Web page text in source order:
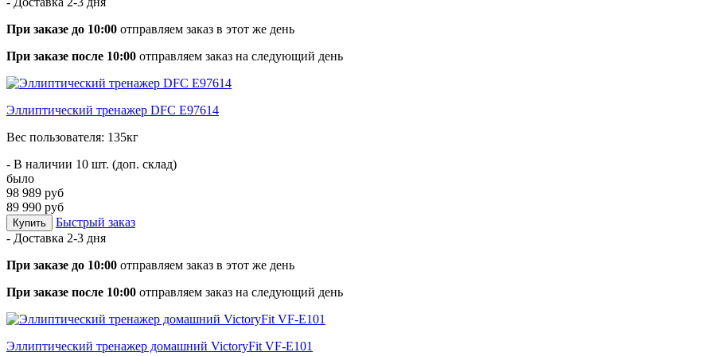
При заказе до 10:00 отправляем заказ в этот же день
При заказе после 10:00 отправляем заказ на следующий день
Эллиптический тренажер DFC E97614
Вес пользователя: 135кг
- В наличии 10 шт. (доп. склад)
было
98 989 руб
89 990 руб
Купить
Быстрый заказ
- Доставка 2-3 дня
При заказе до 10:00 отправляем заказ в этот же день
При заказе после 10:00 отправляем заказ на следующий день
Эллиптический тренажер домашний VictoryFit VF-E101